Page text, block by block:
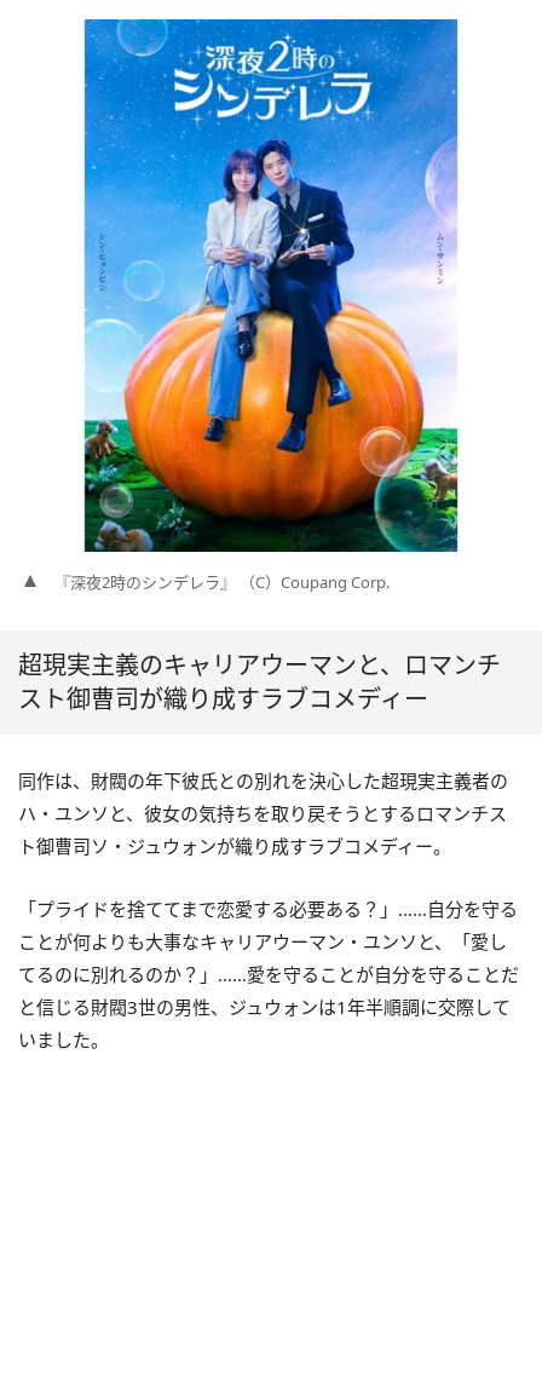
『深夜2時のシンデレラ』 （C）Coupang Corp.
超現実主義のキャリアウーマンと、ロマンチ
スト御曹司が織り成すラブコメディー
同作は、財閥の年下彼氏との別れを決心した超現実主義者の
ハ・ユンソと、彼女の気持ちを取り戻そうとするロマンチス
ト御曹司ソ・ジュウォンが織り成すラブコメディー。
「プライドを捨ててまで恋愛する必要ある？」……自分を守る
ことが何よりも大事なキャリアウーマン・ユンソと、「愛し
てるのに別れるのか？」……愛を守ることが自分を守ることだ
と信じる財閥3世の男性、ジュウォンは1年半順調に交際して
いました。